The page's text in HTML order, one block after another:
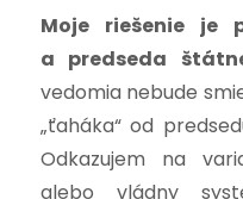
Moje riešenie je
a predseda
vedomia nebude
„ťaháka“ od
Odkazujem na
alebo vládny